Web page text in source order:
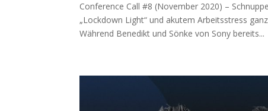
Conference Call #8 (November 2020) –
„Lockdown Light“ und akutem Arbeitsstress
Während Benedikt und Sönke von Sony bereits...